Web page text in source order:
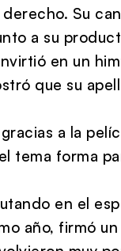
Su
a su
en un
que su
a la
tema forma
en el
año, firmó